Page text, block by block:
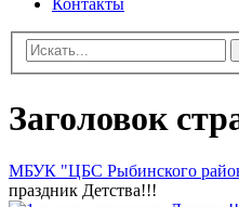
Заголовок
МБУК "ЦБС Рыбинского
праздник Детства!!!